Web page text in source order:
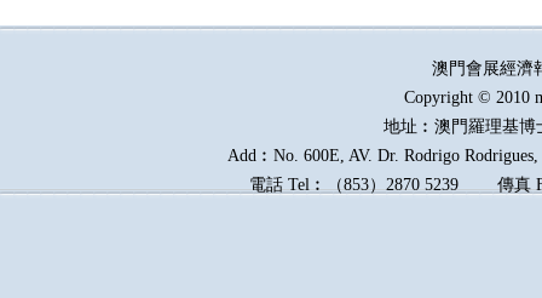
澳門會展經
Copyright © 2010
地址︰澳門羅理基博
Add︰No. 600E, AV. Dr. Rodrigo
電話 Tel︰（853）2870 5239傳真